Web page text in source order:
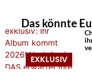
Das könnte